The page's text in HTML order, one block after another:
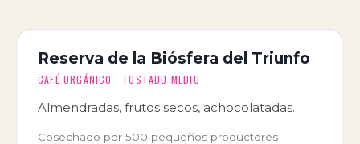
Reserva de la Biósfera del Triunfo
CAFÉ ORGÁNICO · TOSTADO MEDIO
Almendradas, frutos secos, achocolatadas.
Cosechado por 500 pequeños productores